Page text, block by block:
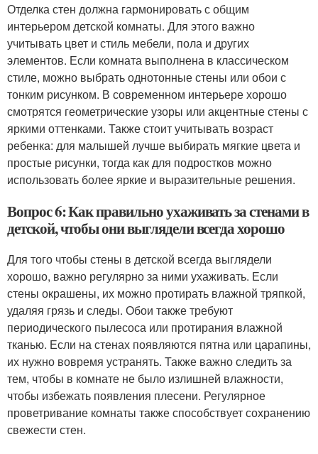
Отделка стен должна гармонировать с общим
интерьером детской комнаты. Для этого важно
учитывать цвет и стиль мебели, пола и других
элементов. Если комната выполнена в классическом
стиле, можно выбрать однотонные стены или обои с
тонким рисунком. В современном интерьере хорошо
смотрятся геометрические узоры или акцентные стены с
яркими оттенками. Также стоит учитывать возраст
ребенка: для малышей лучше выбирать мягкие цвета и
простые рисунки, тогда как для подростков можно
использовать более яркие и выразительные решения.
Вопрос 6: Как правильно ухаживать за стенами в
детской, чтобы они выглядели всегда хорошо
Для того чтобы стены в детской всегда выглядели
хорошо, важно регулярно за ними ухаживать. Если
стены окрашены, их можно протирать влажной тряпкой,
удаляя грязь и следы. Обои также требуют
периодического пылесоса или протирания влажной
тканью. Если на стенах появляются пятна или царапины,
их нужно вовремя устранять. Также важно следить за
тем, чтобы в комнате не было излишней влажности,
чтобы избежать появления плесени. Регулярное
проветривание комнаты также способствует сохранению
свежести стен.